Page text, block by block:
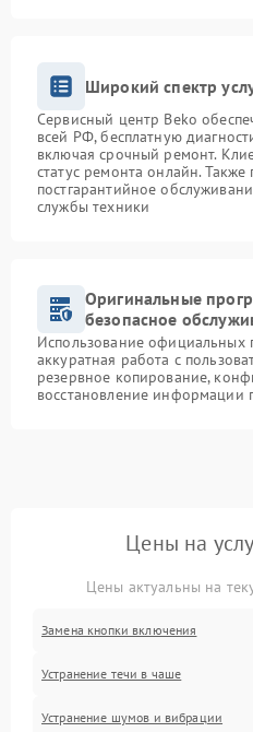
Широкий спектр
Сервисный центр Beko
всей РФ, бесплатную
включая срочный ремонт.
статус ремонта онлайн. Также
постгарантийное
службы техники
Оригинальные
безопасное
Использование официальных
аккуратная работа с
резервное копирование,
восстановление информации
Цены на
Цены актуальны на
Замена кнопки включения
Устранение течи в чаше
Устранение шумов и вибрации